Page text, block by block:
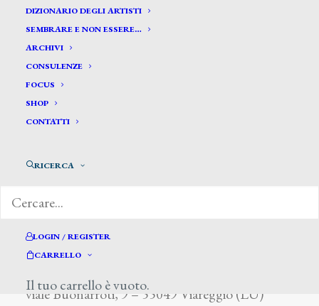
DIZIONARIO DEGLI ARTISTI
SEMBRARE E NON ESSERE…
ARCHIVI
CONSULENZE
FOCUS
SHOP
CONTATTI
RICERCA
LOGIN / REGISTER
CARRELLO
Il tuo carrello è vuoto.
Del Torso Alessandro
viale Buonarroti, 9 – 55049 Viareggio (LU)